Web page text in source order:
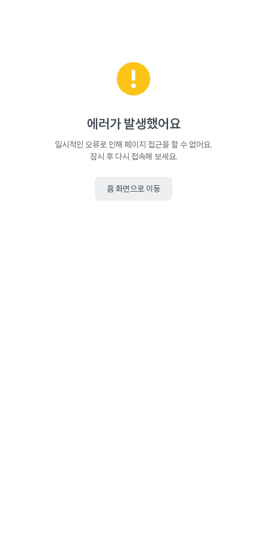
에러가 발생했어요
일시적인 오류로 인해 페이지 접근을 할 수 없어요.
잠시 후 다시 접속해 보세요.
홈 화면으로 이동